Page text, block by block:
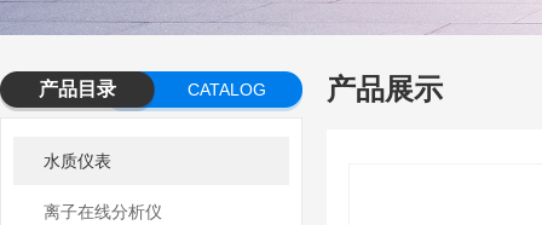
产品目录 CATALOG
水质仪表
离子在线分析仪
产品展示